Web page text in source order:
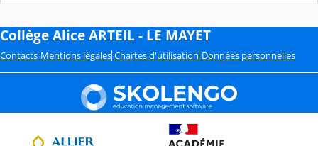
Collège Alice ARTEIL - LE MAYET
Contacts Mentions légales Chartes d'utilisation Données personnelles